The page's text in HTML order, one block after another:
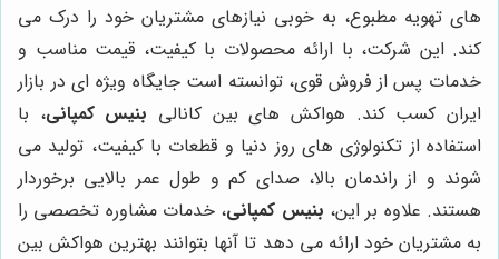
های تهویه مطبوع، به خوبی نیازهای مشتریان خود را درک می
کند. این شرکت، با ارائه محصولات با کیفیت، قیمت مناسب و
خدمات پس از فروش قوی، توانسته است جایگاه ویژه ای در بازار
ایران کسب کند. هواکش های بین کانالی بنیس کمپانی، با
استفاده از تکنولوژی های روز دنیا و قطعات با کیفیت، تولید می
شوند و از راندمان بالا، صدای کم و طول عمر بالایی برخوردار
هستند. علاوه بر این، بنیس کمپانی، خدمات مشاوره تخصصی را
به مشتریان خود ارائه می دهد تا آنها بتوانند بهترین هواکش بین